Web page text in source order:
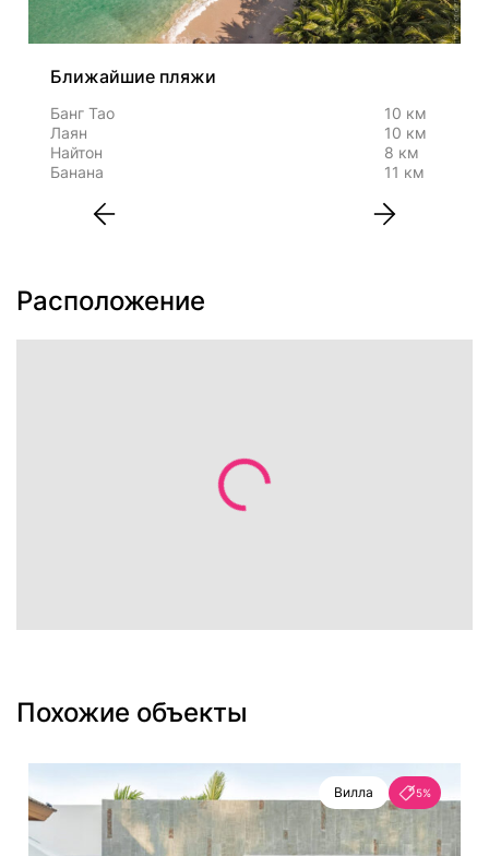
Ближайшие пляжи
Банг Тао
10 км
Лаян
10 км
Найтон
8 км
Банана
11 км
Расположение
Похожие объекты
Вилла 5%